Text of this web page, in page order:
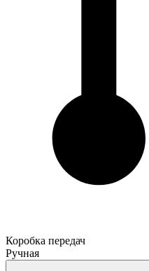
Коробка передач
Ручная